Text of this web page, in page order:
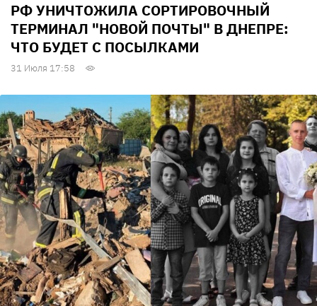
РФ УНИЧТОЖИЛА СОРТИРОВОЧНЫЙ
ТЕРМИНАЛ "НОВОЙ ПОЧТЫ" В ДНЕПРЕ:
ЧТО БУДЕТ С ПОСЫЛКАМИ
31 Июля 17:58